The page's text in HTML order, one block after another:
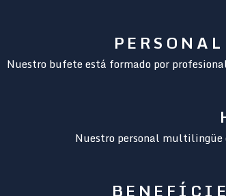
Nuestro bufete está formado por
Nuestro personal multilingüe